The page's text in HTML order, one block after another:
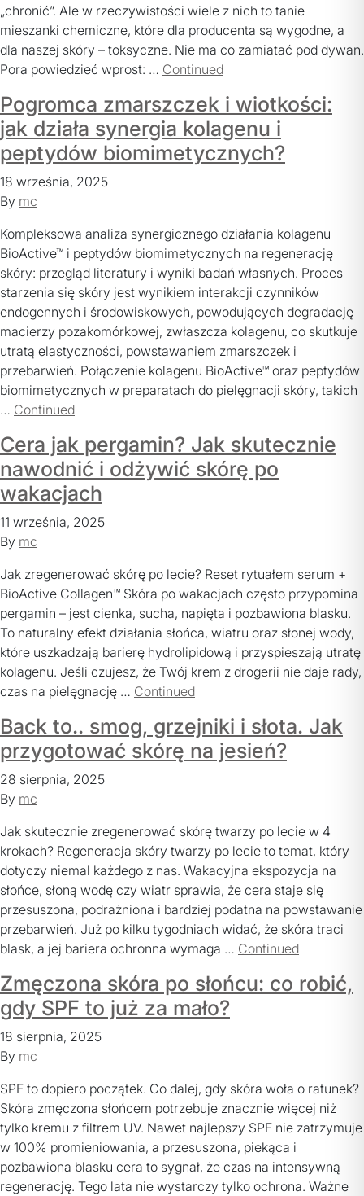
ZWROTY I REKLAMACJE
MOJE KONTO
REGULAMIN KLUBU LOJALNOŚCIOWEGO
„chronić”. Ale w rzeczywistości wiele z nich to tanie
mieszanki chemiczne, które dla producenta są wygodne, a
dla naszej skóry – toksyczne. Nie ma co zamiatać pod dywan.
Pora powiedzieć wprost: … Continued
Pogromca zmarszczek i wiotkości:
jak działa synergia kolagenu i
peptydów biomimetycznych?
18 września, 2025
By mc
Kompleksowa analiza synergicznego działania kolagenu
BioActive™ i peptydów biomimetycznych na regenerację
skóry: przegląd literatury i wyniki badań własnych. Proces
starzenia się skóry jest wynikiem interakcji czynników
endogennych i środowiskowych, powodujących degradację
macierzy pozakomórkowej, zwłaszcza kolagenu, co skutkuje
utratą elastyczności, powstawaniem zmarszczek i
przebarwień. Połączenie kolagenu BioActive™ oraz peptydów
biomimetycznych w preparatach do pielęgnacji skóry, takich
… Continued
Cera jak pergamin? Jak skutecznie
nawodnić i odżywić skórę po
wakacjach
11 września, 2025
By mc
Jak zregenerować skórę po lecie? Reset rytuałem serum +
BioActive Collagen™ Skóra po wakacjach często przypomina
pergamin – jest cienka, sucha, napięta i pozbawiona blasku.
To naturalny efekt działania słońca, wiatru oraz słonej wody,
które uszkadzają barierę hydrolipidową i przyspieszają utratę
kolagenu. Jeśli czujesz, że Twój krem z drogerii nie daje rady,
czas na pielęgnację … Continued
Back to.. smog, grzejniki i słota. Jak
przygotować skórę na jesień?
28 sierpnia, 2025
By mc
Jak skutecznie zregenerować skórę twarzy po lecie w 4
krokach? Regeneracja skóry twarzy po lecie to temat, który
dotyczy niemal każdego z nas. Wakacyjna ekspozycja na
słońce, słoną wodę czy wiatr sprawia, że cera staje się
przesuszona, podrażniona i bardziej podatna na powstawanie
przebarwień. Już po kilku tygodniach widać, że skóra traci
blask, a jej bariera ochronna wymaga … Continued
Zmęczona skóra po słońcu: co robić,
gdy SPF to już za mało?
18 sierpnia, 2025
By mc
SPF to dopiero początek. Co dalej, gdy skóra woła o ratunek?
Skóra zmęczona słońcem potrzebuje znacznie więcej niż
tylko kremu z filtrem UV. Nawet najlepszy SPF nie zatrzymuje
w 100% promieniowania, a przesuszona, piekąca i
pozbawiona blasku cera to sygnał, że czas na intensywną
regenerację. Tego lata nie wystarczy tylko ochrona. Ważne